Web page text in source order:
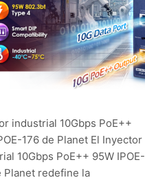
industrial 10Gbps PoE++
176 de Planet El Inyector
10Gbps PoE++ 95W IPOE-
Planet redefine la